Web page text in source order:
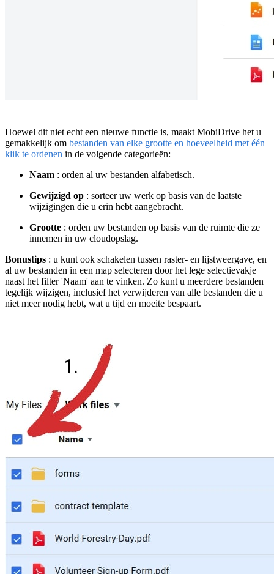
Hoewel dit niet echt een nieuwe functie is, maakt MobiDrive het u
gemakkelijk om bestanden van elke grootte en hoeveelheid met één
klik te ordenen in de volgende categorieën:
Naam : orden al uw bestanden alfabetisch.
Gewijzigd op : sorteer uw werk op basis van de laatste
wijzigingen die u erin hebt aangebracht.
Grootte : orden uw bestanden op basis van de ruimte die ze
innemen in uw cloudopslag.
Bonustips : u kunt ook schakelen tussen raster- en lijstweergave, en
al uw bestanden in een map selecteren door het lege selectievakje
naast het filter 'Naam' aan te vinken. Zo kunt u meerdere bestanden
tegelijk wijzigen, inclusief het verwijderen van alle bestanden die u
niet meer nodig hebt, wat u tijd en moeite bespaart.